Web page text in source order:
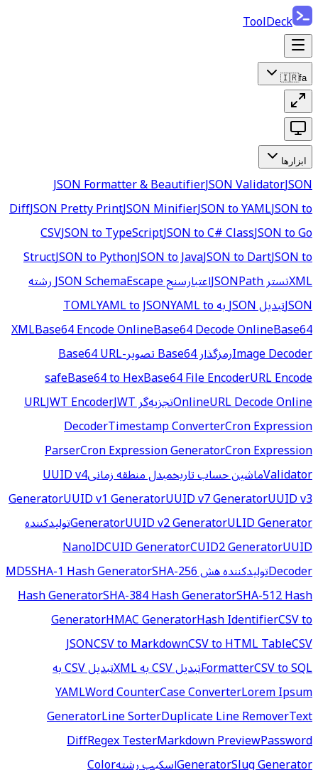
ToolDeck
🇮🇷fa
ابزارها
JSON Formatter & BeautifierJSON ValidatorJSON
DiffJSON Pretty PrintJSON MinifierJSON to YAMLJSON to
CSVJSON to TypeScriptJSON to C# ClassJSON to Go
StructJSON to PythonJSON to JavaJSON to DartJSON to
XMLتستر JSONPath اعتبارسنج JSON Schema
Escape رشته
JSONتبدیل JSON به TOML YAML to JSONYAML to
XMLBase64 Encode OnlineBase64 Decode OnlineBase64
Image Decoderرمزگذار Base64 تصویر
Base64 URL-
safeBase64 to HexBase64 File EncoderURL Encode
OnlineURL Decode Online تجزیه‌گر URL JWT EncoderJWT
DecoderTimestamp ConverterCron Expression
ParserCron Expression GeneratorCron Expression
Validatorماشین حساب تاریخمبدل منطقه زمانیUUID v4
GeneratorUUID v1 GeneratorUUID v7 GeneratorUUID v3
GeneratorUUID v2 GeneratorULID Generator
تولیدکننده
NanoIDCUID GeneratorCUID2 GeneratorUUID
Decoderتولیدکننده هش MD5 SHA-1 Hash GeneratorSHA-256
Hash GeneratorSHA-384 Hash GeneratorSHA-512 Hash
GeneratorHMAC GeneratorHash IdentifierCSV to
JSONCSV to MarkdownCSV to HTML TableCSV
FormatterCSV to SQL تبدیل CSV به XML
تبدیل CSV به
YAMLWord CounterCase ConverterLorem Ipsum
GeneratorLine SorterDuplicate Line RemoverText
DiffRegex TesterMarkdown PreviewPassword
GeneratorSlug Generator اسکیپ رشتهColor